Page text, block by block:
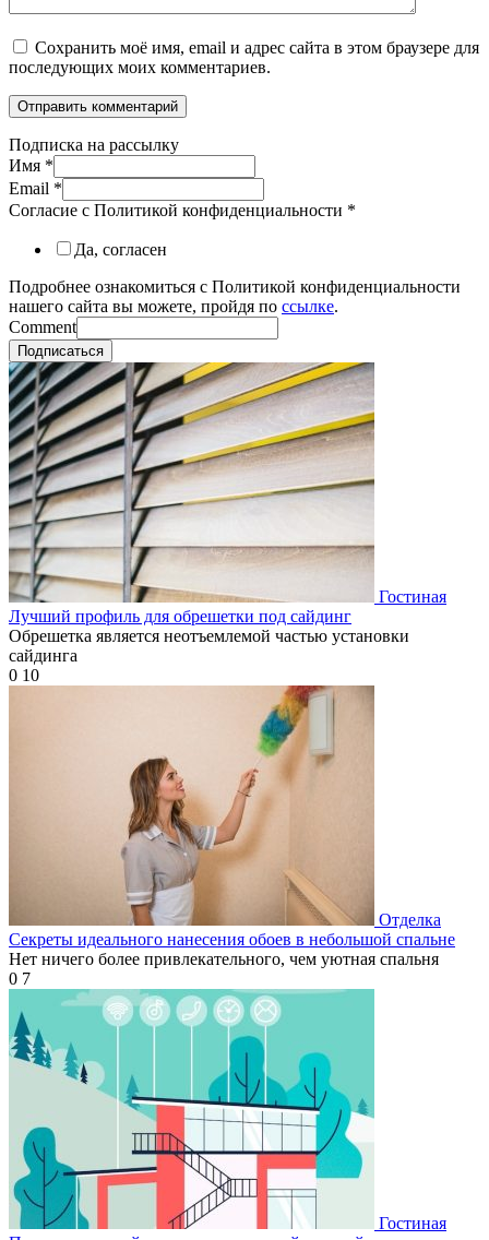
Сохранить моё имя, email и адрес сайта в этом браузере для
последующих моих комментариев.
Подписка на рассылку
Имя *
Email *
Согласие с Политикой конфиденциальности *
Да, согласен
Подробнее ознакомиться с Политикой конфиденциальности
нашего сайта вы можете, пройдя по ссылке.
Comment
Подписаться
Гостиная
Лучший профиль для обрешетки под сайдинг
Обрешетка является неотъемлемой частью установки
сайдинга
0 10
Отделка
Секреты идеального нанесения обоев в небольшой спальне
Нет ничего более привлекательного, чем уютная спальня
0 7
Гостиная